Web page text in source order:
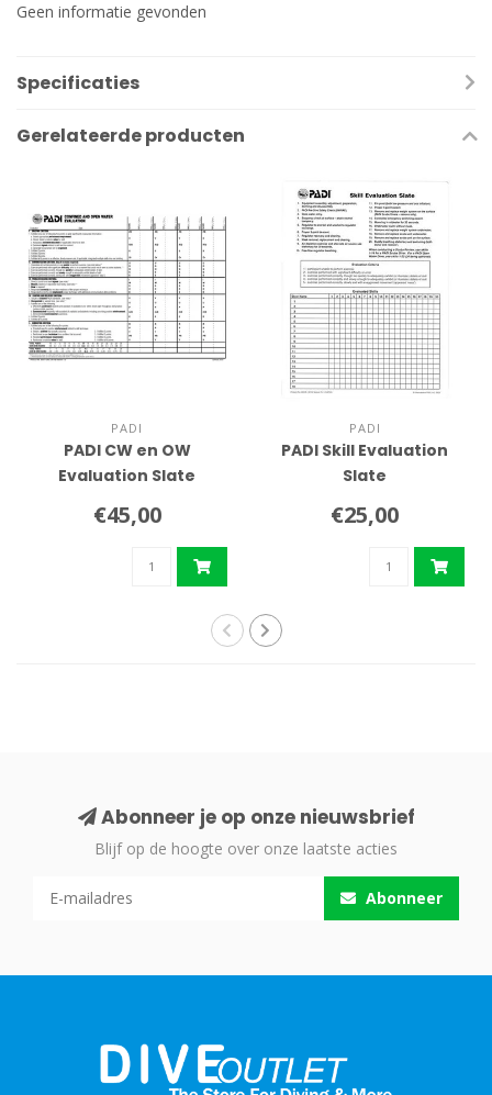
Geen informatie gevonden
Specificaties
Gerelateerde producten
PADI
PADI CW en OW
Evaluation Slate
€45,00
PADI
PADI Skill Evaluation
Slate
€25,00
Abonneer je op onze nieuwsbrief
Blijf op de hoogte over onze laatste acties
Abonneer